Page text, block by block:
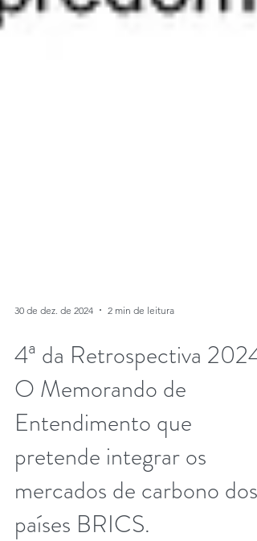
30 de dez. de 2024 2 min de leitura
4ª da Retrospectiva 2024.
O Memorando de
Entendimento que
pretende integrar os
mercados de carbono dos